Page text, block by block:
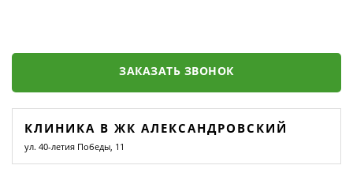
ЗАКАЗАТЬ ЗВОНОК
КЛИНИКА В ЖК АЛЕКСАНДРОВСКИЙ
ул. 40-летия Победы, 11